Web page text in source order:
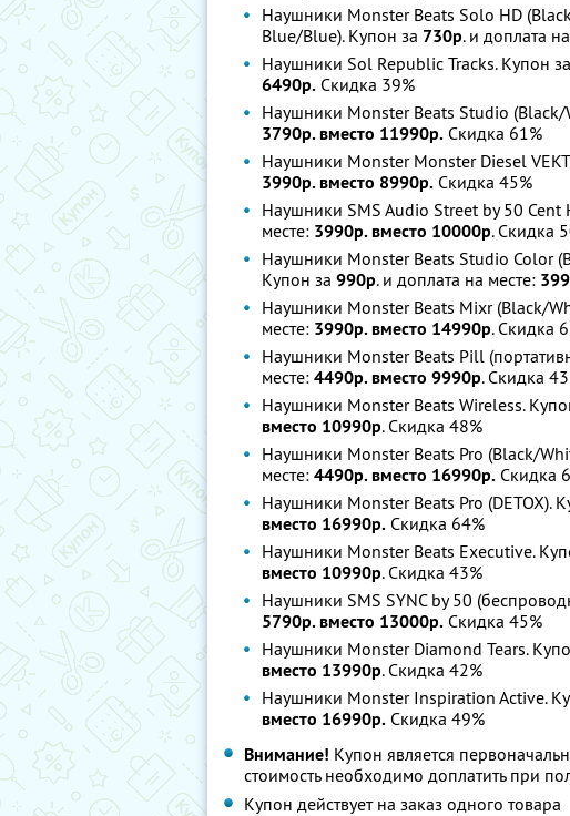
Наушники Monster Beats Solo HD
Blue/Blue). Купон за 730р. и доплата
Наушники Sol Republic Tracks. Купон за
6490р. Скидка 39%
Наушники Monster Beats Studio (Black/
3790р. вместо 11990р. Скидка 61%
Наушники Monster Monster Diesel
3990р. вместо 8990р. Скидка 45%
Наушники SMS Audio Street by 50 Cent
месте: 3990р. вместо 10000р. Скидка
Наушники Monster Beats Studio Color
Купон за 990р. и доплата на месте:
Наушники Monster Beats Mixr (Black/
месте: 3990р. вместо 14990р. Скидка
Наушники Monster Beats Pill
месте: 4490р. вместо 9990р. Скидка
Наушники Monster Beats Wireless.
вместо 10990р. Скидка 48%
Наушники Monster Beats Pro (Black/
месте: 4490р. вместо 16990р. Скидка
Наушники Monster Beats Pro (DETOX).
вместо 16990р. Скидка 64%
Наушники Monster Beats Executive.
вместо 10990р. Скидка 43%
Наушники SMS SYNC by 50
5790р. вместо 13000р. Скидка 45%
Наушники Monster Diamond Tears.
вместо 13990р. Скидка 42%
Наушники Monster Inspiration Active.
вместо 16990р. Скидка 49%
Внимание! Купон является
стоимость необходимо доплатить при
Купон действует на заказ одного товара